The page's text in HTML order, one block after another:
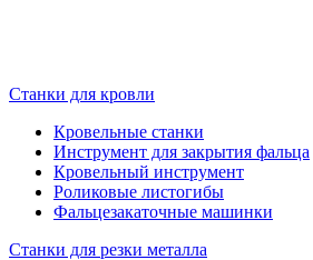
Станки для кровли
Кровельные станки
Инструмент для закрытия фальца
Кровельный инструмент
Роликовые листогибы
Фальцезакаточные машинки
Станки для резки металла